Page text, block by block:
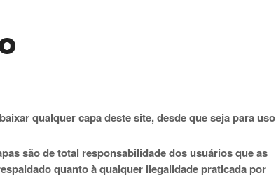
qualquer capa deste site, desde que seja para uso
são de total responsabilidade dos usuários que as
quanto à qualquer ilegalidade praticada por